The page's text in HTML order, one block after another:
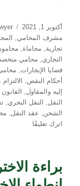
نُشرت
في
أكتوبر 1, 2021
مشرف المحامي,
تجارية, محاماة,
التجاري, محامي
قضايا الإيجارات,
أحكام النقض,
إليه والمقاول,
النقل, النقل البحري,
الشحن, عقد النقل,
اترك تعليقًا
بتفريغ
البضاعة
براءة